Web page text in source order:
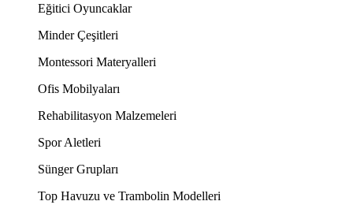
Eğitici Oyuncaklar
Minder Çeşitleri
Montessori Materyalleri
Ofis Mobilyaları
Rehabilitasyon Malzemeleri
Spor Aletleri
Sünger Grupları
Top Havuzu ve Trambolin Modelleri